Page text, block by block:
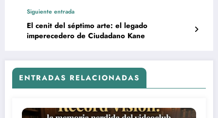
Siguiente entrada
El cenit del séptimo arte: el legado
imperecedero de Ciudadano Kane
ENTRADAS RELACIONADAS